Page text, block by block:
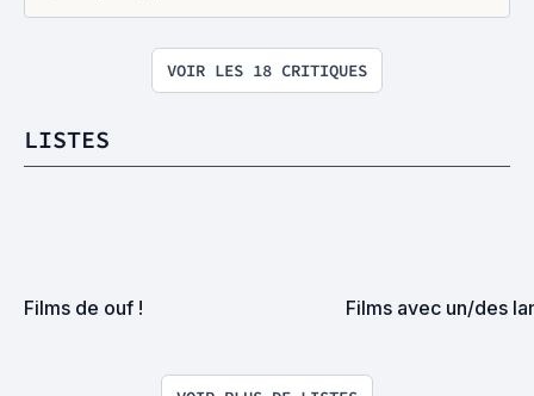
VOIR LES 18 CRITIQUES
LISTES
Films de ouf ! Films avec un/des